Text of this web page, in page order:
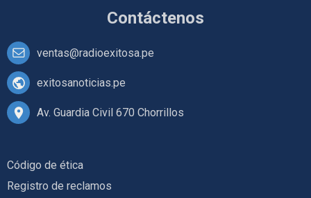
Contáctenos
ventas@radioexitosa.pe
exitosanoticias.pe
Av. Guardia Civil 670 Chorrillos
Código de ética
Registro de reclamos